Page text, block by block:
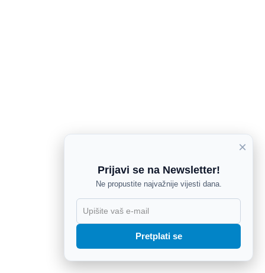
×
Prijavi se na Newsletter!
Ne propustite najvažnije vijesti dana.
Pretplati se